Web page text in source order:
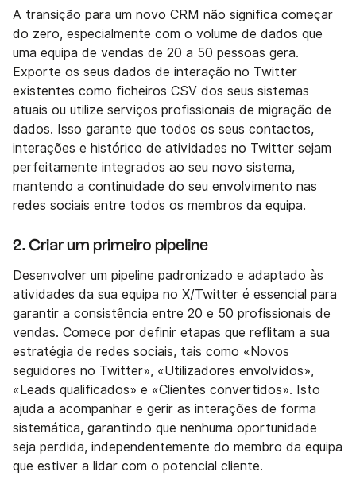
A transição para um novo CRM não significa começar
do zero, especialmente com o volume de dados que
uma equipa de vendas de 20 a 50 pessoas gera.
Exporte os seus dados de interação no Twitter
existentes como ficheiros CSV dos seus sistemas
atuais ou utilize serviços profissionais de migração de
dados. Isso garante que todos os seus contactos,
interações e histórico de atividades no Twitter sejam
perfeitamente integrados ao seu novo sistema,
mantendo a continuidade do seu envolvimento nas
redes sociais entre todos os membros da equipa.
2. Criar um primeiro pipeline
Desenvolver um pipeline padronizado e adaptado às
atividades da sua equipa no X/Twitter é essencial para
garantir a consistência entre 20 e 50 profissionais de
vendas. Comece por definir etapas que reflitam a sua
estratégia de redes sociais, tais como «Novos
seguidores no Twitter», «Utilizadores envolvidos»,
«Leads qualificados» e «Clientes convertidos». Isto
ajuda a acompanhar e gerir as interações de forma
sistemática, garantindo que nenhuma oportunidade
seja perdida, independentemente do membro da equipa
que estiver a lidar com o potencial cliente.